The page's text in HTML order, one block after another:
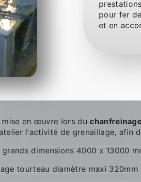
pour fer
et en
mise en œuvre lors duchanfreinage
l'activité de grenaillage, afin
grands dimensions 4000 x 13000
tourteau diamètre maxi 320mm